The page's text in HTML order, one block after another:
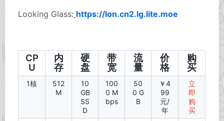
Looking Glass: https://lon.cn2.lg.lite.moe
CP
U
内
存
硬
盘
带
宽
流
量
价
格
购
买
1核
512
M
10
GB
SS
D
100
0 M
bps
50
0 G
B
￥4
99
元/
年
立
即
购
买